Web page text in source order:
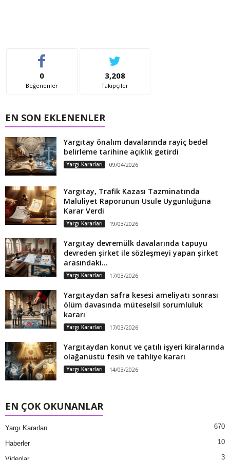
0
Beğenenler
3,208
Takipçiler
EN SON EKLENENLER
Yargıtay önalım davalarında rayiç bedel
belirleme tarihine açıklık getirdi
Yargı Kararları 09/04/2026
Yargıtay, Trafik Kazası Tazminatında
Maluliyet Raporunun Usule Uygunluğuna
Karar Verdi
Yargı Kararları 19/03/2026
Yargıtay devremülk davalarında tapuyu
devreden şirket ile sözleşmeyi yapan şirket
arasındaki...
Yargı Kararları 17/03/2026
Yargıtaydan safra kesesi ameliyatı sonrası
ölüm davasında müteselsil sorumluluk
kararı
Yargı Kararları 17/03/2026
Yargıtaydan konut ve çatılı işyeri kiralarında
olağanüstü fesih ve tahliye kararı
Yargı Kararları 14/03/2026
EN ÇOK OKUNANLAR
Yargı Kararları 670
Haberler 10
3